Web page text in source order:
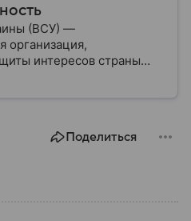
(ВСУ) —
организация,
интересов страны
после
Поделиться